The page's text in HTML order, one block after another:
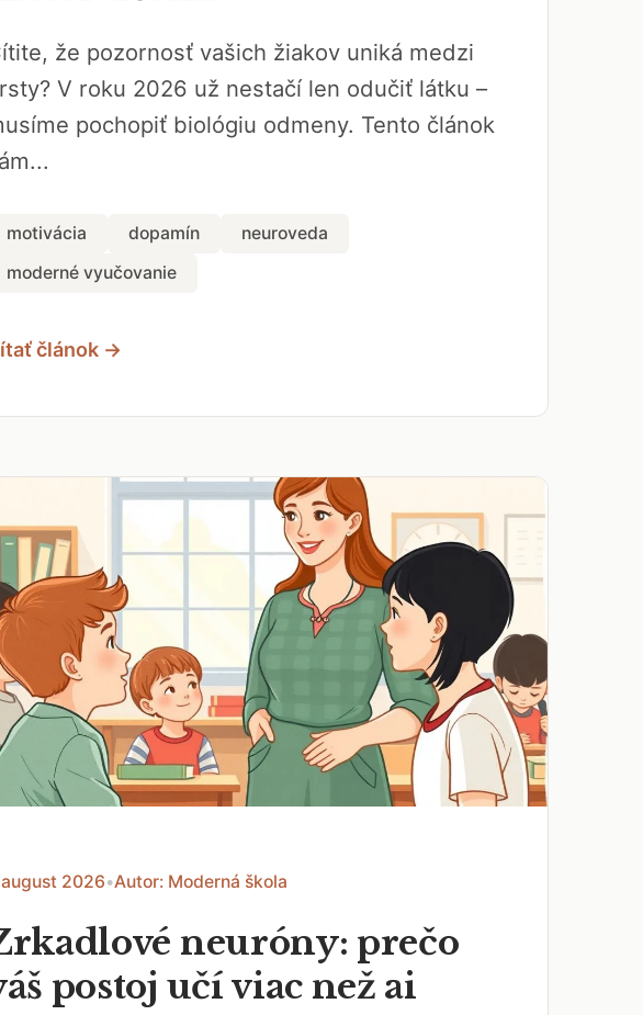
že pozornosť vašich žiakov uniká medzi
V roku 2026 už nestačí len odučiť látku –
pochopiť biológiu odmeny. Tento článok
motivácia dopamín
neuroveda
moderné vyučovanie
článok →
august 2026•Autor: Moderná škola
neuróny: prečo
postoj učí viac než ai